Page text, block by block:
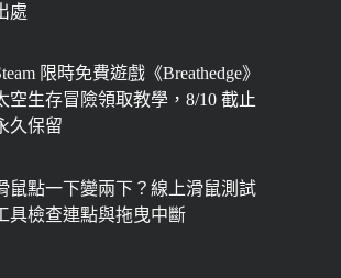
處
限時免費遊戲《Breathedge》
空生存冒險領取教學，8/10 截止
久保留
鼠點一下變兩下？線上滑鼠測試
具檢查連點與拖曳中斷